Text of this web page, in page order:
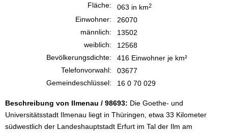
Fläche:
063 in km2
Einwohner:
26070
männlich:
13502
weiblich:
12568
Bevölkerungsdichte:
416 Einwohner je km²
Telefonvorwahl:
03677
Gemeindeschlüssel:
16 0 70 029
Beschreibung von Ilmenau / 98693: Die Goethe- und
Universitätsstadt Ilmenau liegt in Thüringen, etwa 33 Kilometer
südwestlich der Landeshauptstadt Erfurt im Tal der Ilm am